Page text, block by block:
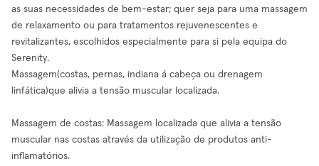
as suas necessidades de bem-estar; quer seja para uma massagem
de relaxamento ou para tratamentos rejuvenescentes e
revitalizantes, escolhidos especialmente para si pela equipa do
Serenity.
Massagem(costas, pernas, indiana á cabeça ou drenagem
linfática)que alivia a tensão muscular localizada.
Massagem de costas: Massagem localizada que alivia a tensão
muscular nas costas através da utilização de produtos anti-
inflamatórios.